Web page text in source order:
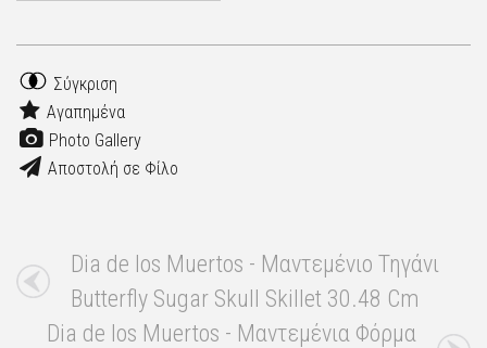
Σύγκριση
Αγαπημένα
Photo Gallery
Αποστολή σε Φίλο
Dia de los Muertos - Μαντεμένιο Τηγάνι
Butterfly Sugar Skull Skillet 30.48 Cm
Dia de los Muertos - Μαντεμένια Φόρμα